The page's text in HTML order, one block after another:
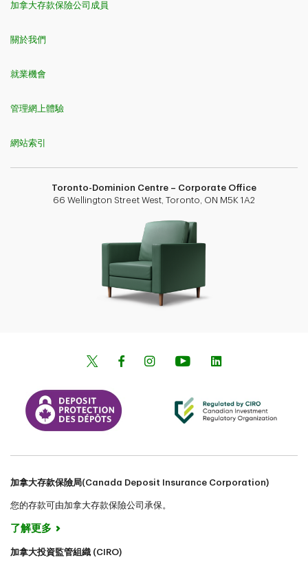
加拿大存款保險公司成員
關於我們
就業機會
管理網上體驗
網站索引
Toronto-Dominion Centre – Corporate Office
66 Wellington Street West, Toronto, ON M5K 1A2
加拿大存款保險局(Canada Deposit Insurance Corporation)
您的存款可由加拿大存款保險公司承保。
了解更多
加拿大投資監管組織 (CIRO)